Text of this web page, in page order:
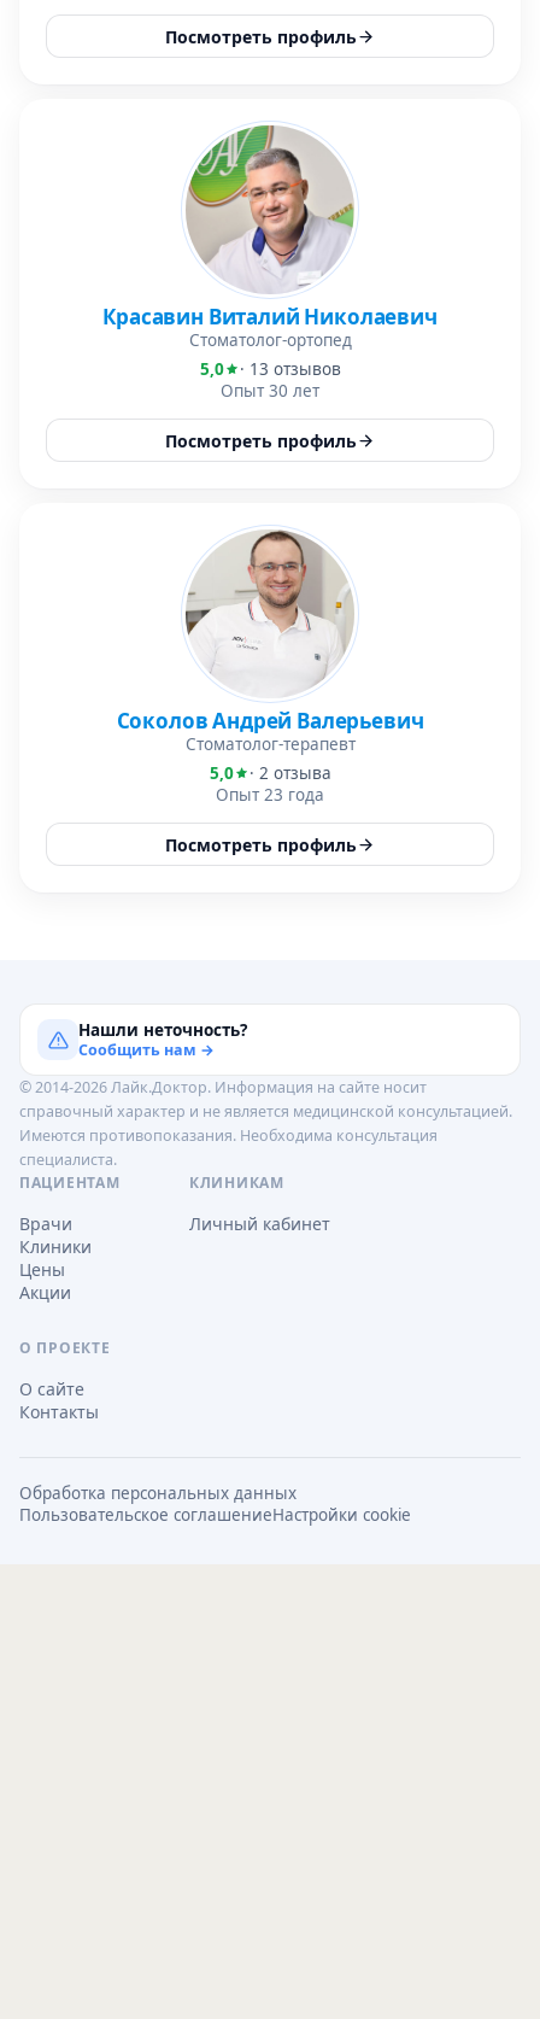
Посмотреть профиль
Красавин Виталий Николаевич
Стоматолог-ортопед
5,0
· 13 отзывов
Опыт 30 лет
Посмотреть профиль
Соколов Андрей Валерьевич
Стоматолог-терапевт
5,0
· 2 отзыва
Опыт 23 года
Посмотреть профиль
Нашли неточность?
Сообщить нам →
© 2014-2026 Лайк.Доктор. Информация на сайте носит
справочный характер и не является медицинской консультацией.
Имеются противопоказания. Необходима консультация
специалиста.
ПАЦИЕНТАМ
Врачи
Клиники
Цены
Акции
КЛИНИКАМ
Личный кабинет
О ПРОЕКТЕ
О сайте
Контакты
Обработка персональных данных
Пользовательское соглашениеНастройки cookie